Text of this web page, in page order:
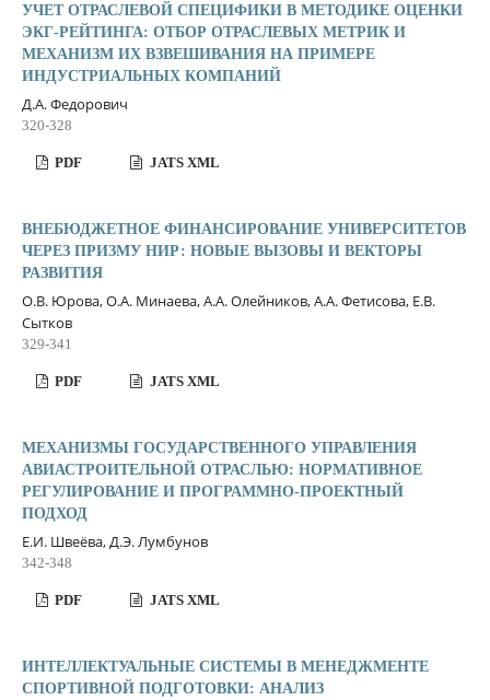
УЧЕТ ОТРАСЛЕВОЙ СПЕЦИФИКИ В МЕТОДИКЕ ОЦЕНКИ
ЭКГ-РЕЙТИНГА: ОТБОР ОТРАСЛЕВЫХ МЕТРИК И
МЕХАНИЗМ ИХ ВЗВЕШИВАНИЯ НА ПРИМЕРЕ
ИНДУСТРИАЛЬНЫХ КОМПАНИЙ
Д.А. Федорович
320-328
PDF JATS XML
ВНЕБЮДЖЕТНОЕ ФИНАНСИРОВАНИЕ УНИВЕРСИТЕТОВ
ЧЕРЕЗ ПРИЗМУ НИР: НОВЫЕ ВЫЗОВЫ И ВЕКТОРЫ
РАЗВИТИЯ
О.В. Юрова, О.А. Минаева, А.А. Олейников, А.А. Фетисова, Е.В.
Сытков
329-341
PDF JATS XML
МЕХАНИЗМЫ ГОСУДАРСТВЕННОГО УПРАВЛЕНИЯ
АВИАСТРОИТЕЛЬНОЙ ОТРАСЛЬЮ: НОРМАТИВНОЕ
РЕГУЛИРОВАНИЕ И ПРОГРАММНО‑ПРОЕКТНЫЙ
ПОДХОД
Е.И. Швеёва, Д.Э. Лумбунов
342-348
PDF JATS XML
ИНТЕЛЛЕКТУАЛЬНЫЕ СИСТЕМЫ В МЕНЕДЖМЕНТЕ
СПОРТИВНОЙ ПОДГОТОВКИ: АНАЛИЗ